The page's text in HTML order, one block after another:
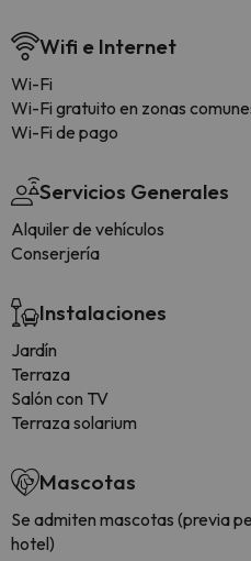
Wifi e Internet
Wi-Fi
Wi-Fi gratuito en zonas
Wi-Fi de pago
Servicios Generales
Alquiler de vehículos
Conserjería
Instalaciones
Jardín
Terraza
Salón con TV
Terraza solarium
Mascotas
Se admiten mascotas (previa
hotel)